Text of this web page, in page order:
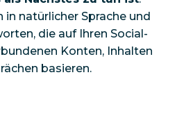
in natürlicher Sprache und
die auf Ihren Social-
Konten, Inhalten
basieren.